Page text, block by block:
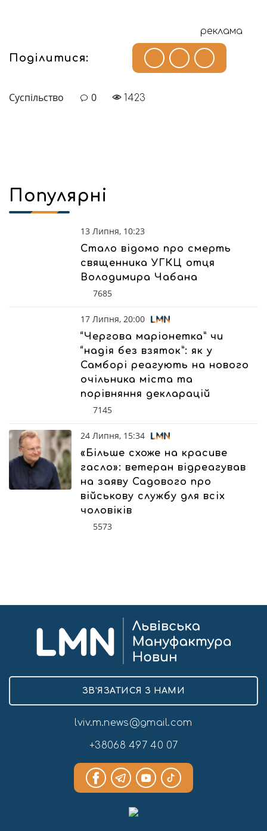
реклама
Поділитися:
Суспільство 0 1423
Популярні
13 Липня, 10:23
Стало відомо про смерть
священника УГКЦ отця
Володимира Чабана
7685
17 Липня, 20:00
“Чергова маріонетка” чи
“надія без взяток”: як у
Самборі реагують на нового
очільника міста та
порівняння декларацій
7145
24 Липня, 15:34
«Більше схоже на красиве
гасло»: ветеран відреагував
на заяву Садового про
військову службу для всіх
чоловіків
5573
ЗВ’ЯЗАТИСЯ З НАМИ
lviv.m.news@gmail.com
+38068 497 40 07